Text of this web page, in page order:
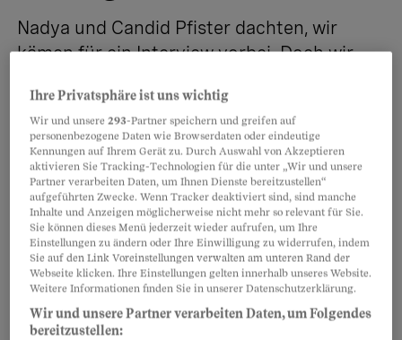
Nadya und Candid Pfister dachten, wir
kämen für ein Interview vorbei. Doch wir
Nachricht, dass sie den Prix Courage 2020
gewonnen haben.
Teilen Merken
Artikel teilen
Themen per E-Mail folgen
#Prix Courage Folgen
Ihre Privatsphäre ist uns wichtig
Wir und unsere293-Partner speichern und greifen auf
personenbezogene Daten wie Browserdaten oder eindeutige
Kennungen auf Ihrem Gerät zu. Durch Auswahl von Akzeptieren
aktivieren Sie Tracking-Technologien für die unter „Wir und unsere
Partner verarbeiten Daten, um Ihnen Dienste bereitzustellen“
aufgeführten Zwecke. Wenn Tracker deaktiviert sind, sind manche
Inhalte und Anzeigen möglicherweise nicht mehr so relevant für Sie.
Sie können dieses Menü jederzeit wieder aufrufen, um Ihre
Einstellungen zu ändern oder Ihre Einwilligung zu widerrufen, indem
Sie auf den Link Voreinstellungen verwalten am unteren Rand der
Webseite klicken. Ihre Einstellungen gelten innerhalb unseres Website.
Weitere Informationen finden Sie in unserer Datenschutzerklärung.
Wir und unsere Partner verarbeiten Daten, um Folgendes
bereitzustellen: